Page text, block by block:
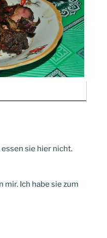
sie hier nicht.
Ich habe sie zum